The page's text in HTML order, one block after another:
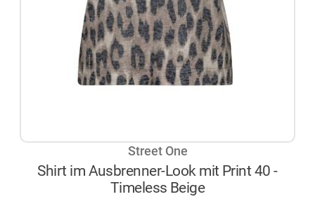
Street One
Shirt im Ausbrenner-Look mit Print 40 -
Timeless Beige